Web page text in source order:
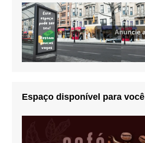
Espaço disponível para você